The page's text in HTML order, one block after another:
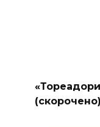
(скорочено)